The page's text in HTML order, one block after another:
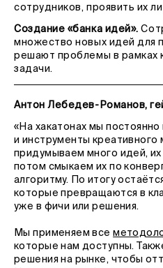
сотрудников, проявить их
Создание «банка идей».
множество новых идей для
решают проблемы в рамках
задачи.
Антон Лебедев-Романов,
«На хакатонах мы
и инструменты креативного
придумываем много идей,
потом смыкаем их по
алгоритму. По итогу
которые превращаются в
уже в фичи или решения.
Мы применяем все
которые нам доступны.
решения на рынке, чтобы